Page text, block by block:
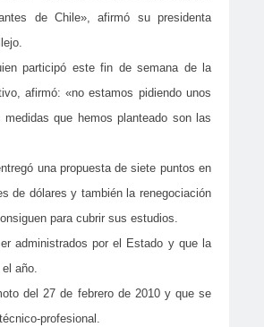
de Chile», afirmó su presidenta
participó este fin de semana de la
afirmó: «no estamos pidiendo unos
que hemos planteado son las
una propuesta de siete puntos en
de dólares y también la renegociación
para cubrir sus estudios.
administrados por el Estado y que la
año.
del 27 de febrero de 2010 y que se
profesional.